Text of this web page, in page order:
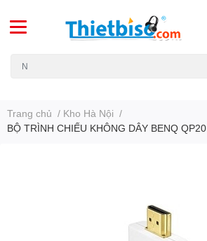
Trang chủ / Kho Hà Nội /
BỘ TRÌNH CHIẾU KHÔNG DÂY BENQ QP20